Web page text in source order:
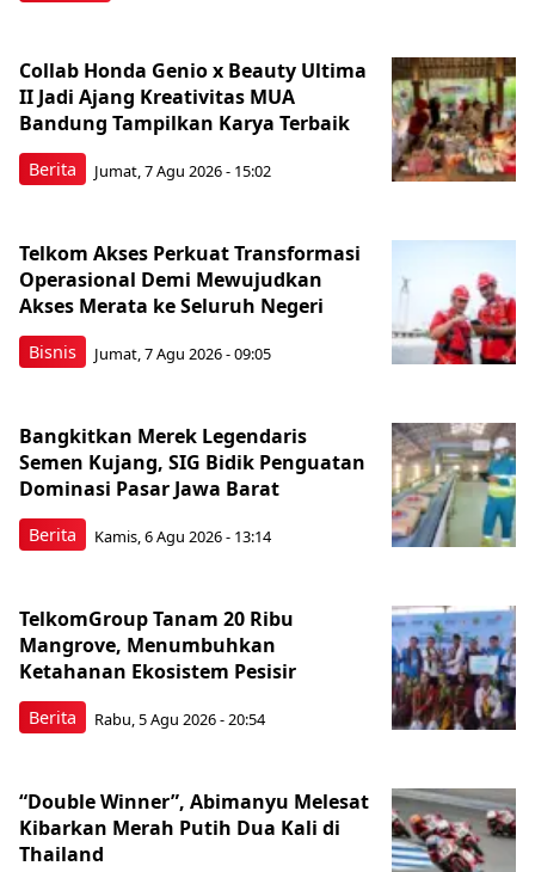
Berita
Collab Honda Genio x Beauty Ultima
II Jadi Ajang Kreativitas MUA
Bandung Tampilkan Karya Terbaik
Jumat, 7 Agu 2026 - 15:02
Bisnis
Telkom Akses Perkuat Transformasi
Operasional Demi Mewujudkan
Akses Merata ke Seluruh Negeri
Jumat, 7 Agu 2026 - 09:05
Berita
Bangkitkan Merek Legendaris
Semen Kujang, SIG Bidik Penguatan
Dominasi Pasar Jawa Barat
Kamis, 6 Agu 2026 - 13:14
Berita
TelkomGroup Tanam 20 Ribu
Mangrove, Menumbuhkan
Ketahanan Ekosistem Pesisir
Rabu, 5 Agu 2026 - 20:54
“Double Winner”, Abimanyu Melesat
Kibarkan Merah Putih Dua Kali di
Thailand